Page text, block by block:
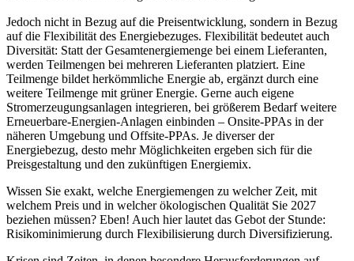
Jedoch nicht in Bezug auf die Preisentwicklung, sondern in Bezug
auf die Flexibilität des Energiebezuges. Flexibilität bedeutet auch
Diversität: Statt der Gesamtenergiemenge bei einem Lieferanten,
werden Teilmengen bei mehreren Lieferanten platziert. Eine
Teilmenge bildet herkömmliche Energie ab, ergänzt durch eine
weitere Teilmenge mit grüner Energie. Gerne auch eigene
Stromerzeugungsanlagen integrieren, bei größerem Bedarf weitere
Erneuerbare-Energien-Anlagen einbinden – Onsite-PPAs in der
näheren Umgebung und Offsite-PPAs. Je diverser der
Energiebezug, desto mehr Möglichkeiten ergeben sich für die
Preisgestaltung und den zukünftigen Energiemix.
Wissen Sie exakt, welche Energiemengen zu welcher Zeit, mit
welchem Preis und in welcher ökologischen Qualität Sie 2027
beziehen müssen? Eben! Auch hier lautet das Gebot der Stunde:
Risikominimierung durch Flexibilisierung durch Diversifizierung.